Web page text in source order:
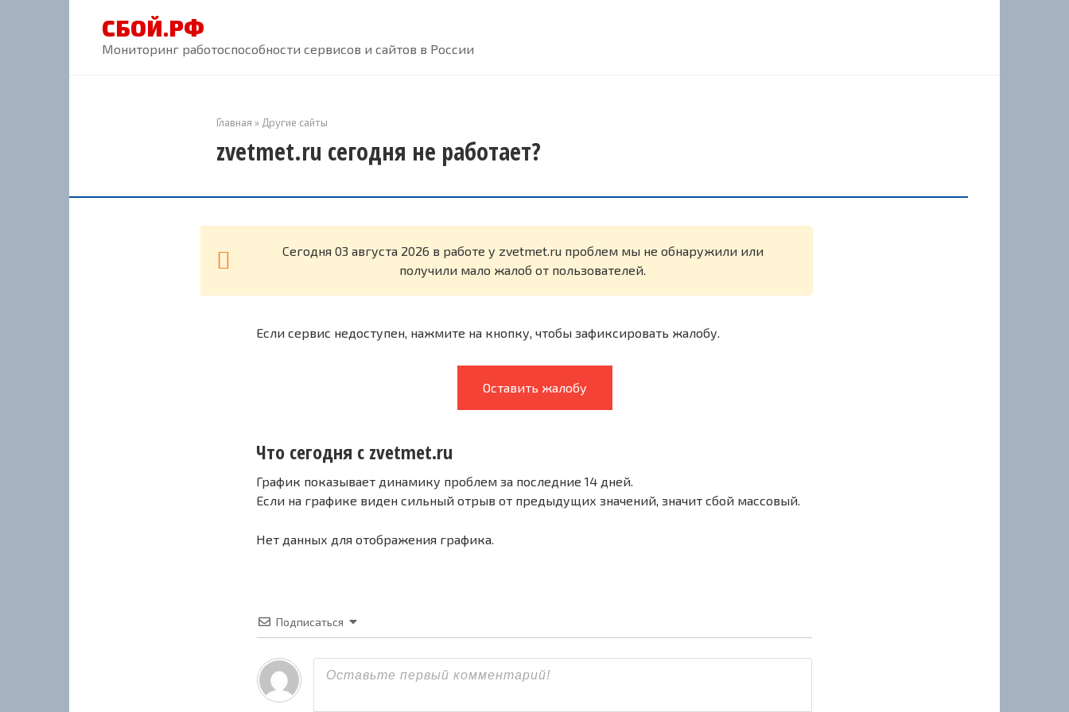
СБОЙ.РФ
Мониторинг работоспособности сервисов и сайтов в России
Главная » Другие сайты
zvetmet.ru сегодня не работает?
Cегодня 03 августа 2026 в работе у zvetmet.ru проблем мы не обнаружили или
получили мало жалоб от пользователей.
Если сервис недоступен, нажмите на кнопку, чтобы зафиксировать жалобу.
Оставить жалобу
Что сегодня с zvetmet.ru
График показывает динамику проблем за последние 14 дней.
Если на графике виден сильный отрыв от предыдущих значений, значит сбой массовый.
Нет данных для отображения графика.
Подписаться